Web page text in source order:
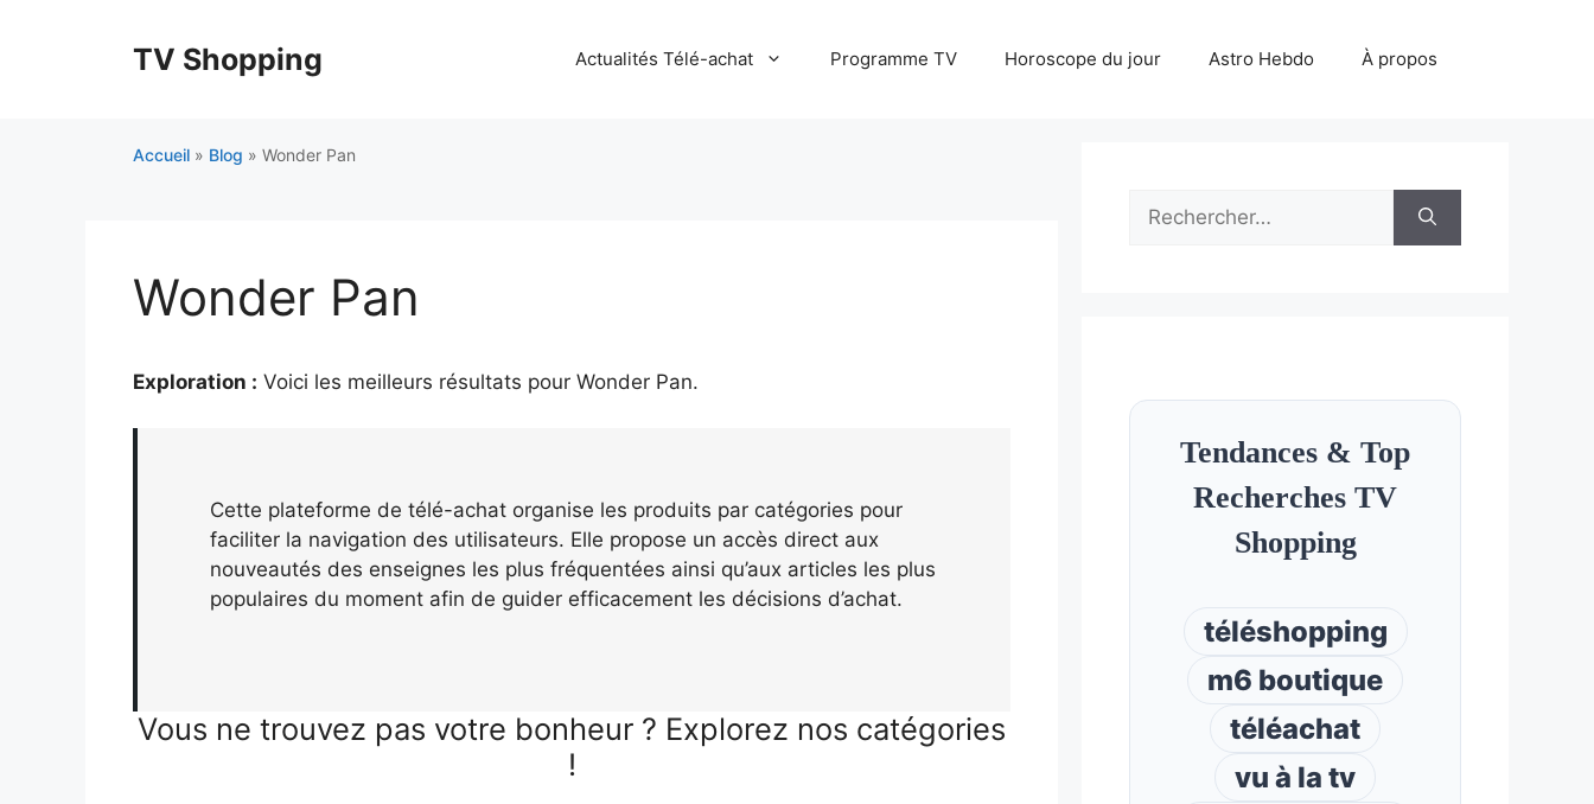
TV Shopping Actualités Télé-achat Programme TV Horoscope du jour Astro Hebdo À propos
Accueil » Blog » Wonder Pan
Wonder Pan
Exploration : Voici les meilleurs résultats pour Wonder Pan.
Cette plateforme de télé-achat organise les produits par catégories pour
faciliter la navigation des utilisateurs. Elle propose un accès direct aux
nouveautés des enseignes les plus fréquentées ainsi qu’aux articles les plus
populaires du moment afin de guider efficacement les décisions d’achat.
Vous ne trouvez pas votre bonheur ? Explorez nos catégories
!
Rechercher :
Tendances & Top
Recherches TV
Shopping
téléshopping
m6 boutique
téléachat
vu à la tv